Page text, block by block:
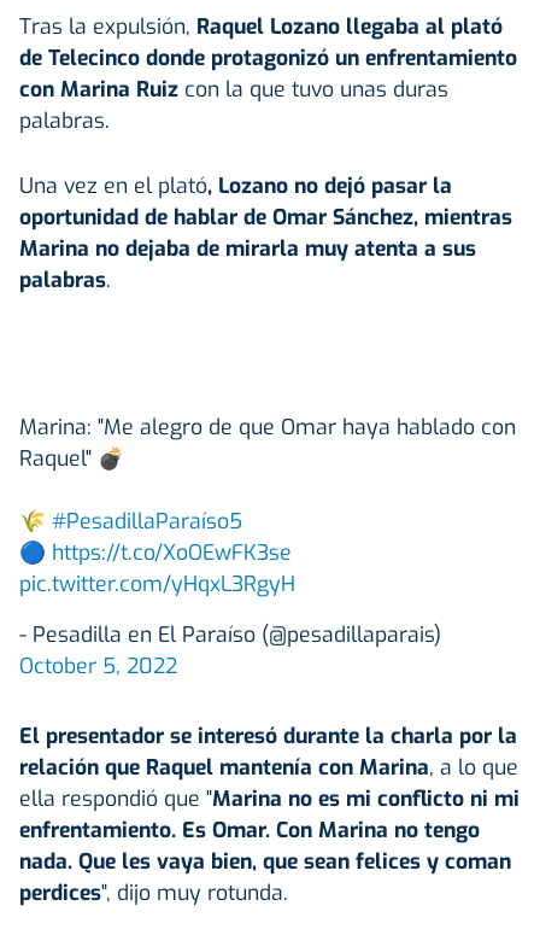
Tras la expulsión, Raquel Lozano llegaba al plató
de Telecinco donde protagonizó un enfrentamiento
con Marina Ruiz con la que tuvo unas duras
palabras.
Una vez en el plató, Lozano no dejó pasar la
oportunidad de hablar de Omar Sánchez, mientras
Marina no dejaba de mirarla muy atenta a sus
palabras.
Marina: "Me alegro de que Omar haya hablado con
Raquel" 💣
🌾 #PesadillaParaíso5
🔵 https://t.co/XoOEwFK3se
pic.twitter.com/yHqxL3RgyH
- Pesadilla en El Paraíso (@pesadillaparais)
October 5, 2022
El presentador se interesó durante la charla por la
relación que Raquel mantenía con Marina, a lo que
ella respondió que "Marina no es mi conflicto ni mi
enfrentamiento. Es Omar. Con Marina no tengo
nada. Que les vaya bien, que sean felices y coman
perdices", dijo muy rotunda.